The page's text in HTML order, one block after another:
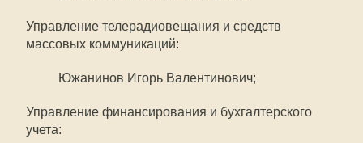
Управление телерадиовещания и средств
массовых коммуникаций:
Южанинов Игорь Валентинович;
Управление финансирования и бухгалтерского
учета: